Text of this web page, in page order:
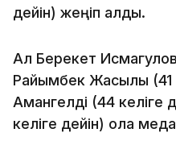
дейін) жеңіп алды.
Ал Берекет
Райымбек Жақсылық
Амангелді (44 келіге
келіге дейін) қола